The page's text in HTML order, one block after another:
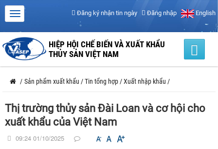
Đăng ký nhận tin ngày Đăng nhập English
HIỆP HỘI CHẾ BIẾN VÀ XUẤT KHẨU
THỦY SẢN VIỆT NAM
/ Sản phẩm xuất khẩu /Tin tổng hợp /Xuất nhập khẩu /
Thị trường thủy sản Đài Loan và cơ hội cho
xuất khẩu của Việt Nam
09:24 01/10/2025